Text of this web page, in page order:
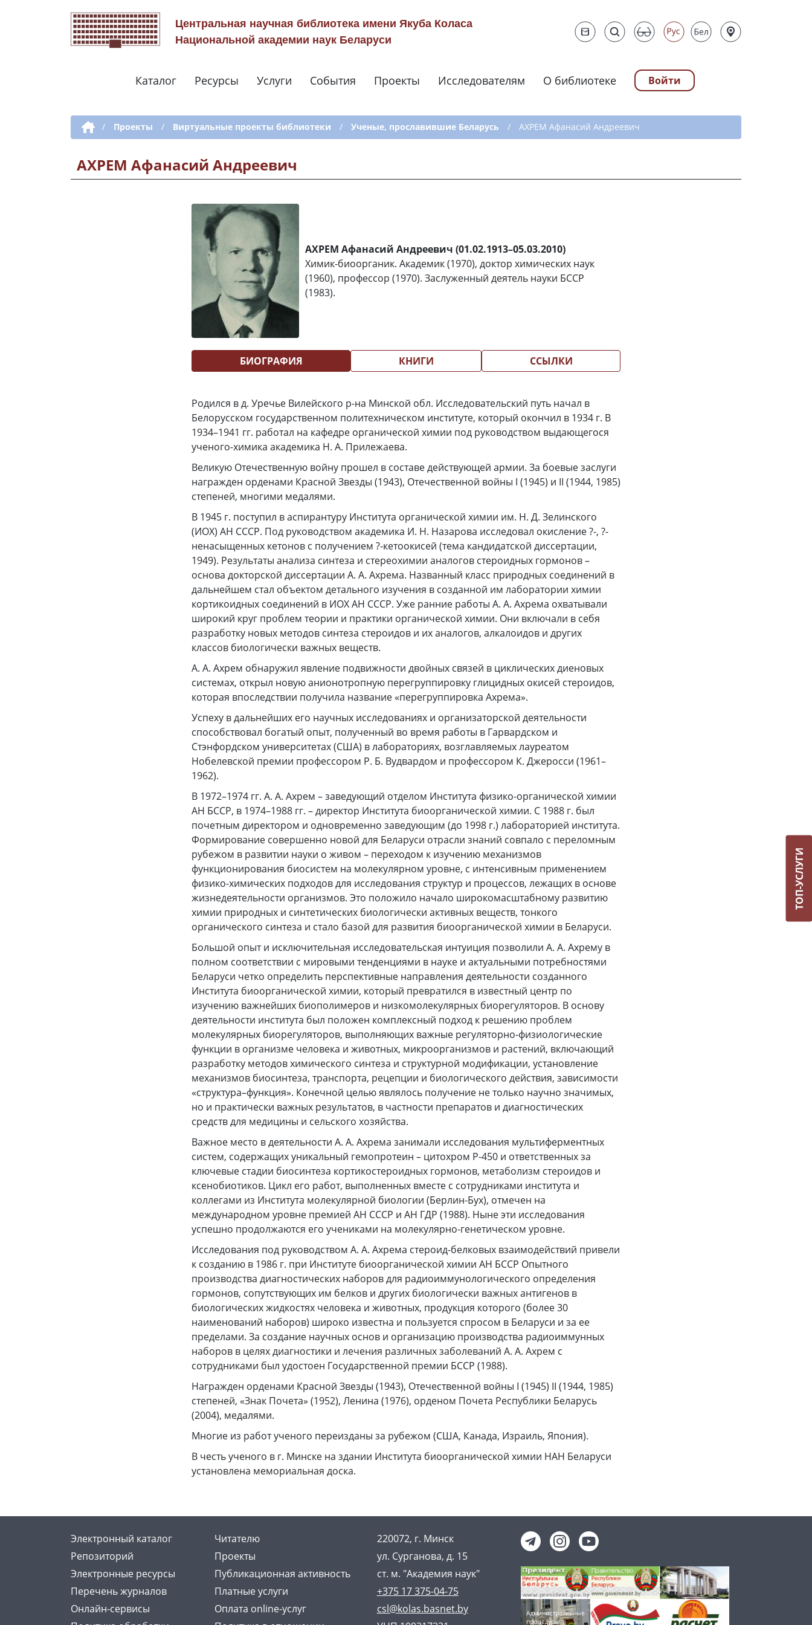
Центральная научная библиотека имени Якуба Коласа
Национальной академии наук Беларуси
Навигация по сайту
Каталог Ресурсы Услуги События Проекты Исследователям О библиотеке Войти
Дополнительная навигация
/ Проекты / Виртуальные проекты библиотеки / Ученые, прославившие Беларусь / АХРЕМ Афанасий Андреевич
АХРЕМ Афанасий Андреевич
АХРЕМ Афанасий Андреевич (01.02.1913–05.03.2010)
Химик-биоорганик. Академик (1970), доктор химических наук
(1960), профессор (1970). Заслуженный деятель науки БССР
(1983).
БИОГРАФИЯ КНИГИ ССЫЛКИ
Родился в д. Уречье Вилейского р-на Минской обл. Исследовательский путь начал в
Белорусском государственном политехническом институте, который окончил в 1934 г. В
1934–1941 гг. работал на кафедре органической химии под руководством выдающегося
ученого-химика академика Н. А. Прилежаева.
Великую Отечественную войну прошел в составе действующей армии. За боевые заслуги
награжден орденами Красной Звезды (1943), Отечественной войны I (1945) и II (1944, 1985)
степеней, многими медалями.
В 1945 г. поступил в аспирантуру Института органической химии им. Н. Д. Зелинского
(ИОХ) АН СССР. Под руководством академика И. Н. Назарова исследовал окисление ?-, ?-
ненасыщенных кетонов с получением ?-кетоокисей (тема кандидатской диссертации,
1949). Результаты анализа синтеза и стереохимии аналогов стероидных гормонов –
основа докторской диссертации А. А. Ахрема. Названный класс природных соединений в
дальнейшем стал объектом детального изучения в созданной им лаборатории химии
кортикоидных соединений в ИОХ АН СССР. Уже ранние работы А. А. Ахрема охватывали
широкий круг проблем теории и практики органической химии. Они включали в себя
разработку новых методов синтеза стероидов и их аналогов, алкалоидов и других
классов биологически важных веществ.
А. А. Ахрем обнаружил явление подвижности двойных связей в циклических диеновых
системах, открыл новую анионотропную перегруппировку глицидных окисей стероидов,
которая впоследствии получила название «перегруппировка Ахрема».
Успеху в дальнейших его научных исследованиях и организаторской деятельности
способствовал богатый опыт, полученный во время работы в Гарвардском и
Стэнфордском университетах (США) в лабораториях, возглавляемых лауреатом
Нобелевской премии профессором Р. Б. Вудвардом и профессором К. Джеросси (1961–
1962).
В 1972–1974 гг. А. А. Ахрем – заведующий отделом Института физико-органической химии
АН БССР, в 1974–1988 гг. – директор Института биоорганической химии. С 1988 г. был
почетным директором и одновременно заведующим (до 1998 г.) лабораторией института.
Формирование совершенно новой для Беларуси отрасли знаний совпало с переломным
рубежом в развитии науки о живом – переходом к изучению механизмов
функционирования биосистем на молекулярном уровне, с интенсивным применением
физико-химических подходов для исследования структур и процессов, лежащих в основе
жизнедеятельности организмов. Это положило начало широкомасштабному развитию
химии природных и синтетических биологически активных веществ, тонкого
органического синтеза и стало базой для развития биоорганической химии в Беларуси.
Большой опыт и исключительная исследовательская интуиция позволили А. А. Ахрему в
полном соответствии с мировыми тенденциями в науке и актуальными потребностями
Беларуси четко определить перспективные направления деятельности созданного
Института биоорганической химии, который превратился в известный центр по
изучению важнейших биополимеров и низкомолекулярных биорегуляторов. В основу
деятельности института был положен комплексный подход к решению проблем
молекулярных биорегуляторов, выполняющих важные регуляторно-физиологические
функции в организме человека и животных, микроорганизмов и растений, включающий
разработку методов химического синтеза и структурной модификации, установление
механизмов биосинтеза, транспорта, рецепции и биологического действия, зависимости
«структура–функция». Конечной целью являлось получение не только научно значимых,
но и практически важных результатов, в частности препаратов и диагностических
средств для медицины и сельского хозяйства.
Важное место в деятельности А. А. Ахрема занимали исследования мультиферментных
систем, содержащих уникальный гемопротеин – цитохром Р-450 и ответственных за
ключевые стадии биосинтеза кортикостероидных гормонов, метаболизм стероидов и
ксенобиотиков. Цикл его работ, выполненных вместе с сотрудниками института и
коллегами из Института молекулярной биологии (Берлин-Бух), отмечен на
международном уровне премией АН СССР и АН ГДР (1988). Ныне эти исследования
успешно продолжаются его учениками на молекулярно-генетическом уровне.
Исследования под руководством А. А. Ахрема стероид-белковых взаимодействий привели
к созданию в 1986 г. при Институте биоорганической химии АН БССР Опытного
производства диагностических наборов для радиоиммунологического определения
гормонов, сопутствующих им белков и других биологически важных антигенов в
биологических жидкостях человека и животных, продукция которого (более 30
наименований наборов) широко известна и пользуется спросом в Беларуси и за ее
пределами. За создание научных основ и организацию производства радиоиммунных
наборов в целях диагностики и лечения различных заболеваний А. А. Ахрем с
сотрудниками был удостоен Государственной премии БССР (1988).
Награжден орденами Красной Звезды (1943), Отечественной войны I (1945) II (1944, 1985)
степеней, «Знак Почета» (1952), Ленина (1976), орденом Почета Республики Беларусь
(2004), медалями.
Многие из работ ученого переизданы за рубежом (США, Канада, Израиль, Япония).
В честь ученого в г. Минске на здании Института биоорганической химии НАН Беларуси
установлена мемориальная доска.
Электронный каталог
Читателю
Репозиторий
Проекты
Электронные ресурсы
Публикационная активность
Перечень журналов
Платные услуги
Онлайн-сервисы
Оплата online-услуг
220072, г. Минск
ул. Сурганова, д. 15
ст. м. "Академия наук"
+375 17 375-04-75
csl@kolas.basnet.by
ТОП-УСЛУГИ